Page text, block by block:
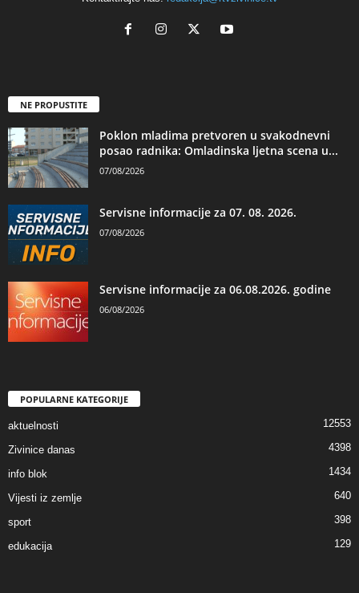
NE PROPUSTITE
Poklon mladima pretvoren u svakodnevni
posao radnika: Omladinska ljetna scena u...
07/08/2026
Servisne informacije za 07. 08. 2026.
07/08/2026
Servisne informacije za 06.08.2026. godine
06/08/2026
POPULARNE KATEGORIJE
aktuelnosti 12553
Zivinice danas 4398
info blok 1434
Vijesti iz zemlje 640
sport 398
edukacija 129